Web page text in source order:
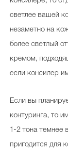
светлее вашей
незаметно на
более светлый
кремом,
если консилер
Если вы
контуринга, то
1-2 тона темнее
пригодится для